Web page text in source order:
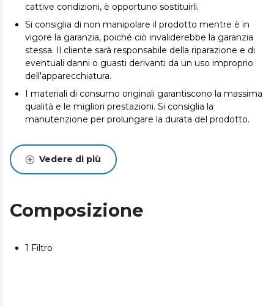
cattive condizioni, è opportuno sostituirli.
Si consiglia di non manipolare il prodotto mentre è in
vigore la garanzia, poiché ciò invaliderebbe la garanzia
stessa. Il cliente sarà responsabile della riparazione e di
eventuali danni o guasti derivanti da un uso improprio
dell'apparecchiatura.
I materiali di consumo originali garantiscono la massima
qualità e le migliori prestazioni. Si consiglia la
manutenzione per prolungare la durata del prodotto.
Vedere di più
Composizione
1 Filtro